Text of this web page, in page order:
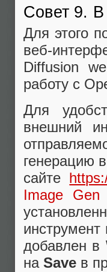
Совет 9. В
Для этого
веб-
Diffusion
работу с
Для
внешний
генерацию
сайте
Image Gen
добавлен в
на Save в